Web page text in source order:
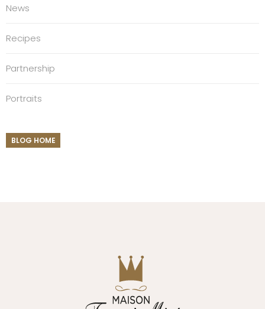
News
Recipes
Partnership
Portraits
BLOG HOME